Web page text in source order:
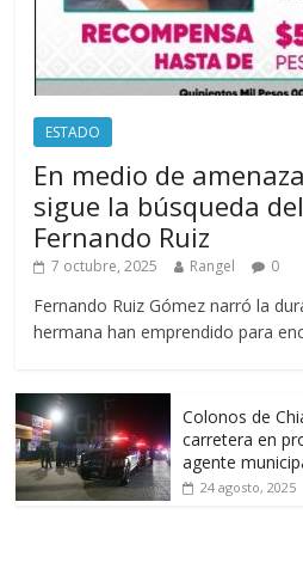
ESTADO
En medio de
sigue la búsqueda
Fernando Ruiz
7 octubre, 2025 Rangel 0
Fernando Ruiz Gómez narró la
hermana han emprendido para
Colonos de
carretera en
agente
24 agosto, 2025